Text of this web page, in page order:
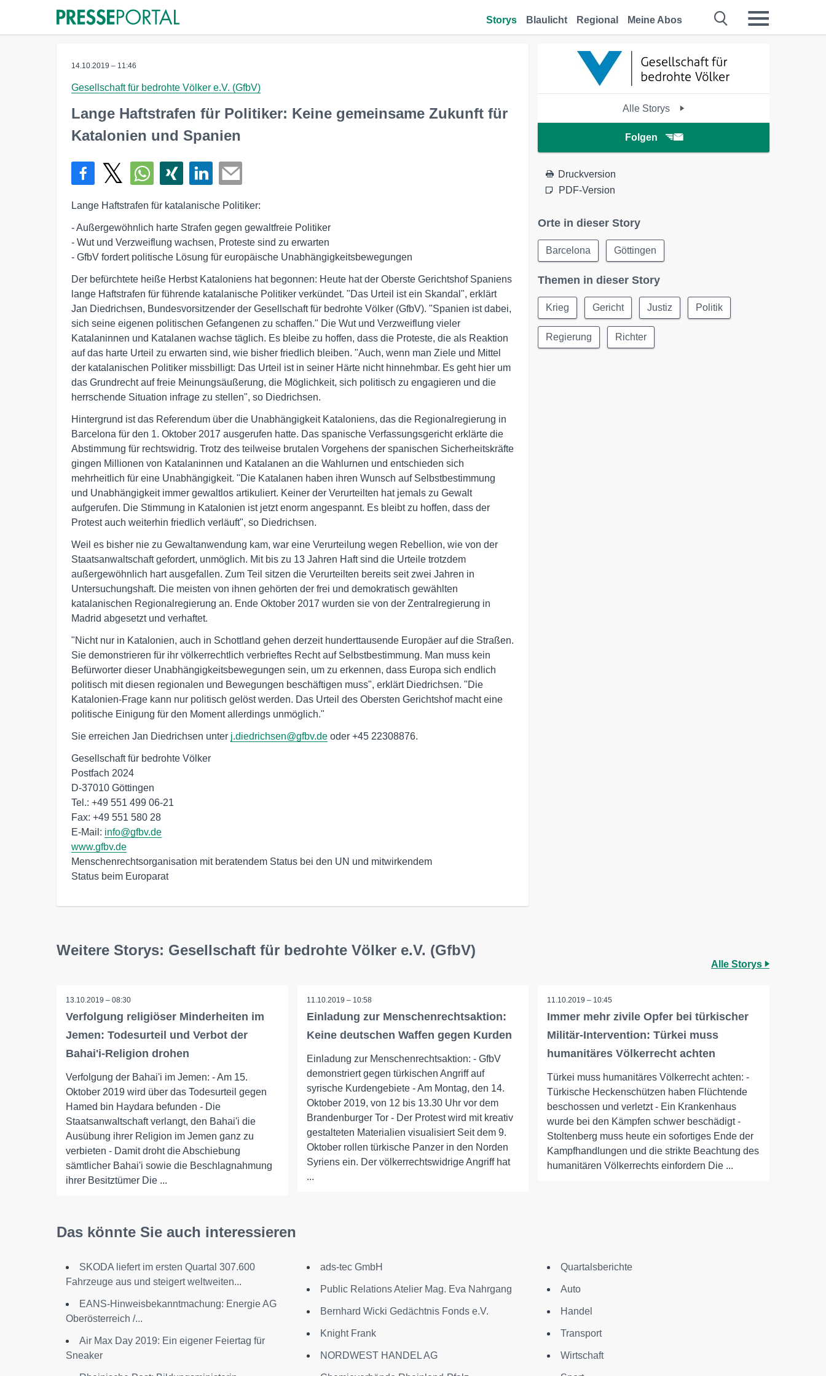
Storys Blaulicht Regional Meine Abos
14.10.2019 – 11:46
Gesellschaft für bedrohte Völker e.V. (GfbV)
Lange Haftstrafen für Politiker: Keine gemeinsame Zukunft für
Katalonien und Spanien
Lange Haftstrafen für katalanische Politiker:
- Außergewöhnlich harte Strafen gegen gewaltfreie Politiker
- Wut und Verzweiflung wachsen, Proteste sind zu erwarten
- GfbV fordert politische Lösung für europäische Unabhängigkeitsbewegungen
Der befürchtete heiße Herbst Kataloniens hat begonnen: Heute hat der Oberste Gerichtshof Spaniens
lange Haftstrafen für führende katalanische Politiker verkündet. "Das Urteil ist ein Skandal", erklärt
Jan Diedrichsen, Bundesvorsitzender der Gesellschaft für bedrohte Völker (GfbV). "Spanien ist dabei,
sich seine eigenen politischen Gefangenen zu schaffen." Die Wut und Verzweiflung vieler
Katalaninnen und Katalanen wachse täglich. Es bleibe zu hoffen, dass die Proteste, die als Reaktion
auf das harte Urteil zu erwarten sind, wie bisher friedlich bleiben. "Auch, wenn man Ziele und Mittel
der katalanischen Politiker missbilligt: Das Urteil ist in seiner Härte nicht hinnehmbar. Es geht hier um
das Grundrecht auf freie Meinungsäußerung, die Möglichkeit, sich politisch zu engagieren und die
herrschende Situation infrage zu stellen", so Diedrichsen.
Hintergrund ist das Referendum über die Unabhängigkeit Kataloniens, das die Regionalregierung in
Barcelona für den 1. Oktober 2017 ausgerufen hatte. Das spanische Verfassungsgericht erklärte die
Abstimmung für rechtswidrig. Trotz des teilweise brutalen Vorgehens der spanischen Sicherheitskräfte
gingen Millionen von Katalaninnen und Katalanen an die Wahlurnen und entschieden sich
mehrheitlich für eine Unabhängigkeit. "Die Katalanen haben ihren Wunsch auf Selbstbestimmung
und Unabhängigkeit immer gewaltlos artikuliert. Keiner der Verurteilten hat jemals zu Gewalt
aufgerufen. Die Stimmung in Katalonien ist jetzt enorm angespannt. Es bleibt zu hoffen, dass der
Protest auch weiterhin friedlich verläuft", so Diedrichsen.
Weil es bisher nie zu Gewaltanwendung kam, war eine Verurteilung wegen Rebellion, wie von der
Staatsanwaltschaft gefordert, unmöglich. Mit bis zu 13 Jahren Haft sind die Urteile trotzdem
außergewöhnlich hart ausgefallen. Zum Teil sitzen die Verurteilten bereits seit zwei Jahren in
Untersuchungshaft. Die meisten von ihnen gehörten der frei und demokratisch gewählten
katalanischen Regionalregierung an. Ende Oktober 2017 wurden sie von der Zentralregierung in
Madrid abgesetzt und verhaftet.
"Nicht nur in Katalonien, auch in Schottland gehen derzeit hunderttausende Europäer auf die Straßen.
Sie demonstrieren für ihr völkerrechtlich verbrieftes Recht auf Selbstbestimmung. Man muss kein
Befürworter dieser Unabhängigkeitsbewegungen sein, um zu erkennen, dass Europa sich endlich
politisch mit diesen regionalen und Bewegungen beschäftigen muss", erklärt Diedrichsen. "Die
Katalonien-Frage kann nur politisch gelöst werden. Das Urteil des Obersten Gerichtshof macht eine
politische Einigung für den Moment allerdings unmöglich."
Sie erreichen Jan Diedrichsen unter j.diedrichsen@gfbv.de oder +45 22308876.
Gesellschaft für bedrohte Völker
Postfach 2024
D-37010 Göttingen
Tel.: +49 551 499 06-21
Fax: +49 551 580 28
E-Mail: info@gfbv.de
www.gfbv.de
Menschenrechtsorganisation mit beratendem Status bei den UN und mitwirkendem
Status beim Europarat
Alle Storys
Folgen
Druckversion
PDF-Version
Orte in dieser Story
Barcelona Göttingen
Themen in dieser Story
Krieg Gericht Justiz Politik
Regierung Richter
Weitere Storys: Gesellschaft für bedrohte Völker e.V. (GfbV)
Alle Storys
13.10.2019 – 08:30
Verfolgung religiöser Minderheiten im
Jemen: Todesurteil und Verbot der
Bahai'i-Religion drohen
Verfolgung der Bahai'i im Jemen: - Am 15.
Oktober 2019 wird über das Todesurteil gegen
Hamed bin Haydara befunden - Die
Staatsanwaltschaft verlangt, den Bahai'i die
Ausübung ihrer Religion im Jemen ganz zu
verbieten - Damit droht die Abschiebung
sämtlicher Bahai'i sowie die Beschlagnahmung
ihrer Besitztümer Die ...
11.10.2019 – 10:58
Einladung zur Menschenrechtsaktion:
Keine deutschen Waffen gegen Kurden
Einladung zur Menschenrechtsaktion: - GfbV
demonstriert gegen türkischen Angriff auf
syrische Kurdengebiete - Am Montag, den 14.
Oktober 2019, von 12 bis 13.30 Uhr vor dem
Brandenburger Tor - Der Protest wird mit kreativ
gestalteten Materialien visualisiert Seit dem 9.
Oktober rollen türkische Panzer in den Norden
Syriens ein. Der völkerrechtswidrige Angriff hat
...
11.10.2019 – 10:45
Immer mehr zivile Opfer bei türkischer
Militär-Intervention: Türkei muss
humanitäres Völkerrecht achten
Türkei muss humanitäres Völkerrecht achten: -
Türkische Heckenschützen haben Flüchtende
beschossen und verletzt - Ein Krankenhaus
wurde bei den Kämpfen schwer beschädigt -
Stoltenberg muss heute ein sofortiges Ende der
Kampfhandlungen und die strikte Beachtung des
humanitären Völkerrechts einfordern Die ...
Das könnte Sie auch interessieren
SKODA liefert im ersten Quartal 307.600
Fahrzeuge aus und steigert weltweiten...
EANS-Hinweisbekanntmachung: Energie AG
Oberösterreich /...
Air Max Day 2019: Ein eigener Feiertag für
Sneaker
ads-tec GmbH
Public Relations Atelier Mag. Eva Nahrgang
Bernhard Wicki Gedächtnis Fonds e.V.
Knight Frank
NORDWEST HANDEL AG
Quartalsberichte
Auto
Handel
Transport
Wirtschaft